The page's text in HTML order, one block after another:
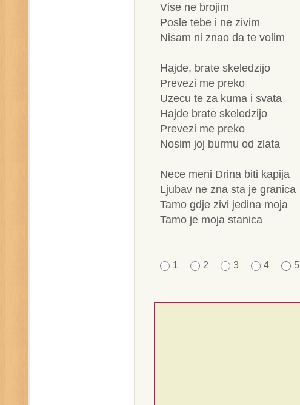
Vise ne brojim
Posle tebe i ne zivim
Nisam ni znao da te volim
Hajde, brate skeledzijo
Prevezi me preko
Uzecu te za kuma i svata
Hajde brate skeledzijo
Prevezi me preko
Nosim joj burmu od zlata
Nece meni Drina biti kapija
Ljubav ne zna sta je granica
Tamo gdje zivi jedina moja
Tamo je moja stanica
1 2 3 4 5